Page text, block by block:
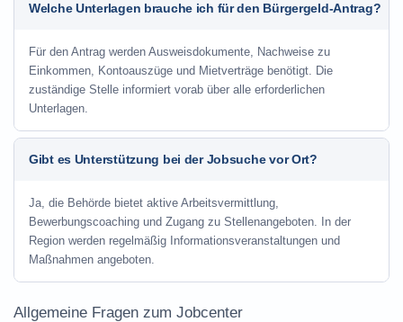
Welche Unterlagen brauche ich für den Bürgergeld-Antrag?
Für den Antrag werden Ausweisdokumente, Nachweise zu
Einkommen, Kontoauszüge und Mietverträge benötigt. Die
zuständige Stelle informiert vorab über alle erforderlichen
Unterlagen.
Gibt es Unterstützung bei der Jobsuche vor Ort?
Ja, die Behörde bietet aktive Arbeitsvermittlung,
Bewerbungscoaching und Zugang zu Stellenangeboten. In der
Region werden regelmäßig Informationsveranstaltungen und
Maßnahmen angeboten.
Allgemeine Fragen zum Jobcenter